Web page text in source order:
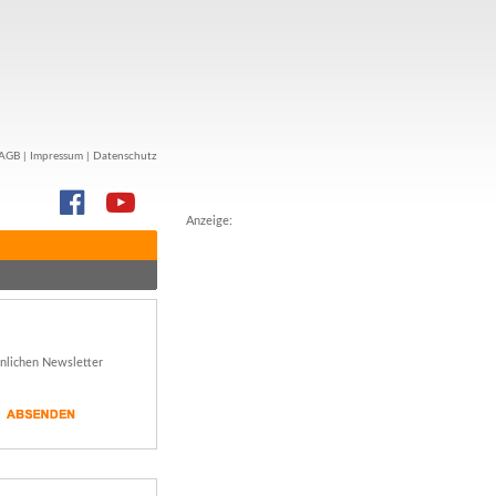
Anzeige:
Impressum Datenschutz
Newsletter